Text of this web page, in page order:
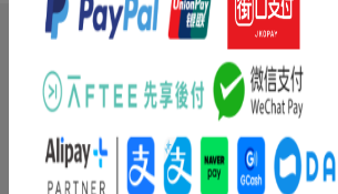
ブックスのレビュー（3件）
5
購入者さん
(無題)